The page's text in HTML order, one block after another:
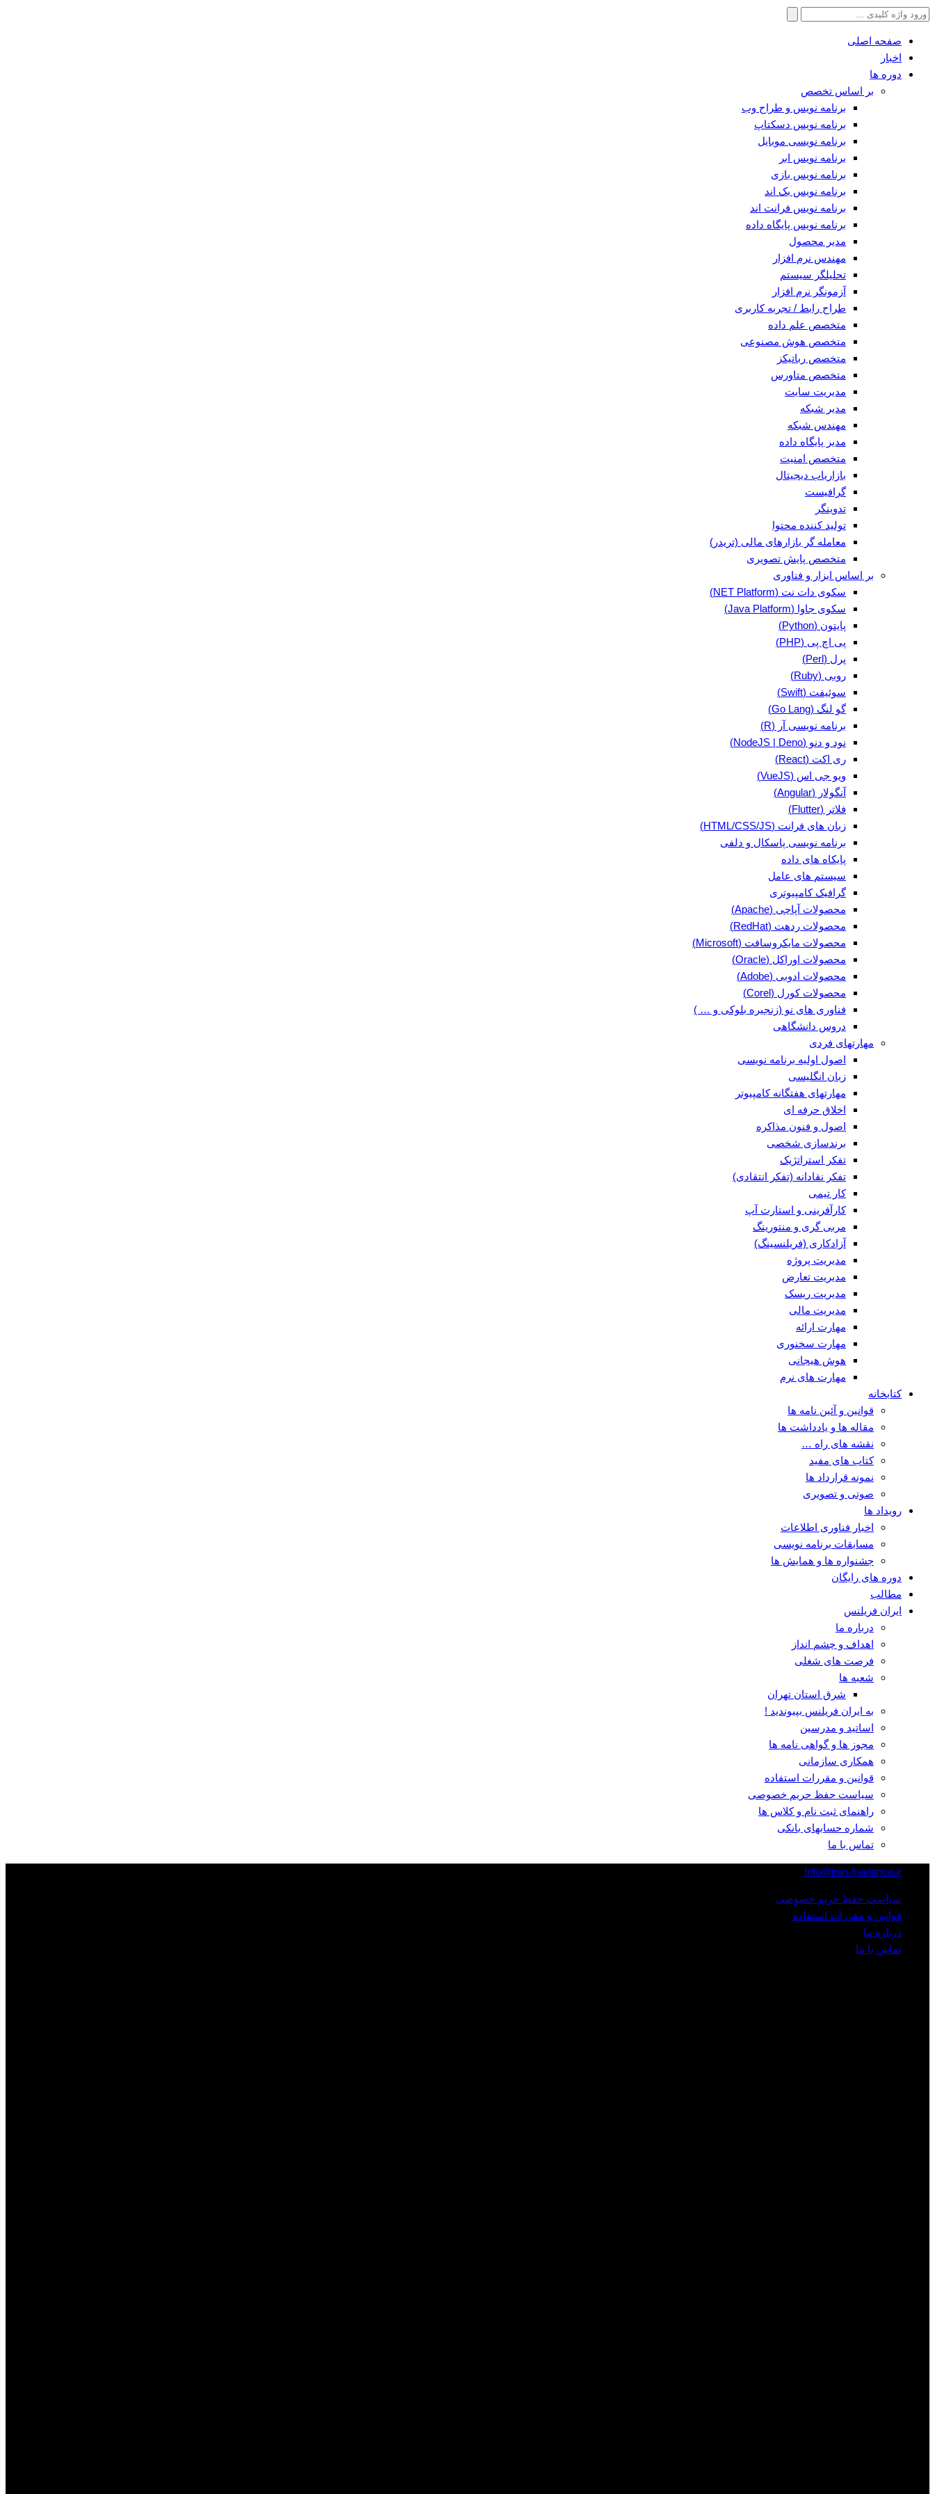
جستجو
صفحه اصلی
اخبار
دوره ها
بر اساس تخصص
برنامه نویس و طراح وب
برنامه نویس دسکتاپ
برنامه نویسی موبایل
برنامه نویس ابر
برنامه نویس بازی
برنامه نویس بک اند
برنامه نویس فرانت اند
برنامه نویس پایگاه داده
مدیر محصول
مهندس نرم افزار
تحلیلگر سیستم
آزمونگر نرم افزار
طراح رابط / تجربه کاربری
متخصص علم داده
متخصص هوش مصنوعی
متخصص رباتیکز
متخصص متاورس
مدیریت سایت
مدیر شبکه
مهندس شبکه
مدیر پایگاه داده
متخصص امنیت
بازاریاب دیجیتال
گرافیست
تدوینگر
تولید کننده محتوا
معامله گر بازارهای مالی (تریدر)
متخصص پایش تصویری
بر اساس ابزار و فناوری
سکوی دات نت (NET Platform)
سکوی جاوا (Java Platform)
پایتون (Python)
پی اچ پی (PHP)
پرل (Perl)
روبی (Ruby)
سوئیفت (Swift)
گو لنگ (Go Lang)
برنامه نویسی آر (R)
نود و دنو (NodeJS | Deno)
ری اکت (React)
ویو جی اس (VueJS)
آنگولار (Angular)
فلاتر (Flutter)
زبان های فرانت (HTML/CSS/JS)
برنامه نویسی پاسکال و دلفی
پایکاه های داده
سیستم های عامل
گرافیک کامپیوتری
محصولات آپاچی (Apache)
محصولات ردهت (RedHat)
محصولات مایکروسافت (Microsoft)
محصولات اوراکل (Oracle)
محصولات ادوبی (Adobe)
محصولات کورل (Corel)
فناوری های نو (زنجیره بلوکی و … )
دروس دانشگاهی
مهارتهای فردی
اصول اولیه برنامه نویسی
زبان انگلیسی
مهارتهای هفتگانه کامپیوتر
اخلاق حرفه ای
اصول و فنون مذاکره
برندسازی شخصی
تفکر استراتژیک
تفکر نقادانه (تفکر انتقادی)
کار تیمی
کارآفرینی و استارت آپ
مربی گری و منتورینگ
آزادکاری (فریلنسینگ)
مدیریت پروژه
مدیریت تعارض
مدیریت ریسک
مدیریت مالی
مهارت ارائه
مهارت سخنوری
هوش هیجانی
مهارت های نرم
کتابخانه
قوانین و آئین نامه ها
مقاله ها و یادداشت ها
نقشه های راه …
کتاب های مفید
نمونه قرارداد ها
صوتی و تصویری
رویداد ها
اخبار فناوری اطلاعات
مسابقات برنامه نویسی
جشنواره ها و همایش ها
دوره های رایگان
مطالب
ایران فریلنس
درباره ما
اهداف و چشم انداز
فرصت های شغلی
شعبه ها
شرق استان تهران
به ایران فریلنس بپیوندید !
اساتید و مدرسین
مجوز ها و گواهی نامه ها
همکاری سازمانی
قوانین و مقررات استفاده
سیاست حفظ حریم خصوصی
راهنمای ثبت نام و کلاس ها
شماره حسابهای بانکی
تماس با ما
Info@iran-freelance.ir
سیاست حفظ حریم خصوصی
قوانین و مقررات استفاده
درباره ما
تماس با ما